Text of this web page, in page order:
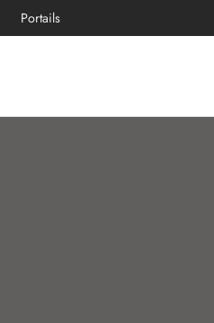
Portails